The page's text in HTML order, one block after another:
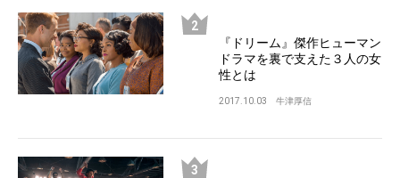
『ドリーム』傑作ヒューマン
ドラマを裏で支えた３人の女
性とは
2017.10.03 牛津厚信